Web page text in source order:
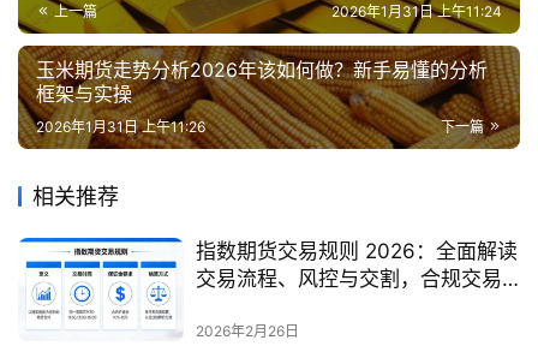
上一篇 2026年1月31日 上午11:24
玉米期货走势分析2026年该如何做？新手易懂的分析
框架与实操
下一篇
2026年1月31日 上午11:26
相关推荐
指数期货交易规则 2026：全面解读
交易流程、风控与交割，合规交易
2026年2月26日